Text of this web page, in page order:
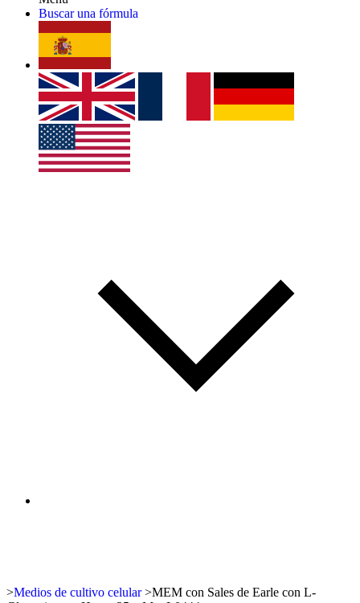
Buscar una fórmula
>Medios de cultivo celular >MEM con Sales de Earle con L-